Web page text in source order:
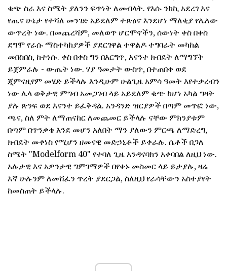
ቁጭ ስራ እና ስሜት ያለንን ፍጥነት ለመብላት. የእሱ ንክኪ አደረገ እና
የጤና ሁኔታ የተሻለ መንገድ አይደለም ተጽዕኖ እንደሆነ ማለቂያ የሌለው
ውጥረት ነው. በመጨረሻም, መለወጥ ሆርሞኖችን, ሰውነት ቀስ በቀስ
ደግሞ የራሱ ማስተካከያዎች ያደርገዋል ተዋልዶ ተግባራት መካከል
መበስበስ, ከተነሱ. ቀስ በቀስ ግን በእርግጥ, እናንተ ክብደት ለማግኘት
ይጀምራሉ - ውጤት ነው. ሃያ ዓመታት ውስጥ, በተጠበቀ ወደ
ጂምናዚየም መሄድ ይችላሉ እንዲሁም ሁልጊዜ አምሳ ዓመት እየተቃረብን
ነው ሌላ ወቅታዊ ምግብ አመጋገብ ላይ አይደለም ቁጭ ከሆነ አካል ግዛት
ያሉ ጽንፍ ወደ እናንተ ይፈቅዳል. አንዳንድ ዝርያዎች በጣም መጥፎ ነው,
ጫና, ስለ ምት ለማጠናከር ለመጨመር ይችላሉ ናቸው ምክንያቱም
በጣም በጥንቃቄ እንደ መሆን አለበት ማን ያለውን ምርጫ ለማድረግ,
ክብደት መቀነስ የሚሆን ዘመናዊ መድኃኒቶች ይቀራሉ. ሴቶች በጋለ
ስሜት "Modelform 40" የተባለ ጊዜ እንዳናባክን አቀባበል ለዚህ ነው.
አሉታዊ እና አዎንታዊ ግምገማዎች በየቀኑ መስመር ላይ ይታያሉ, ዛሬ
እኛ ሁሉንም ለመሸፈን ጥረት ያደርጋል, ስለዚህ የራሳቸውን አስተያየት
ከመስጠት ይችላሉ.